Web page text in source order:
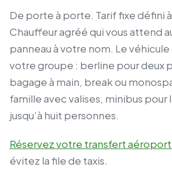
De porte à porte. Tarif fixe défini
Chauffeur agréé qui vous attend
panneau à votre nom. Le
votre groupe : berline pour deux
bagage à main, break ou
famille avec valises, minibus pour
jusqu’à huit personnes.
Réservez votre transfert
évitez la file de taxis.